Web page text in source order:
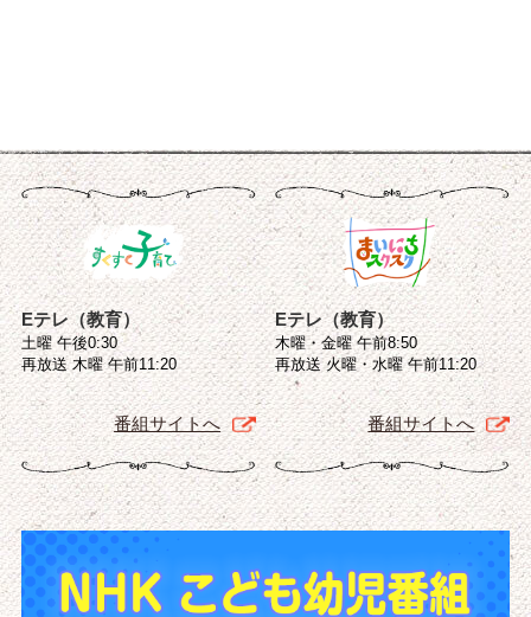
Eテレ（教育）
土曜 午後0:30
再放送 木曜 午前11:20
番組サイトへ
Eテレ（教育）
木曜・金曜 午前8:50
再放送 火曜・水曜 午前11:20
番組サイトへ